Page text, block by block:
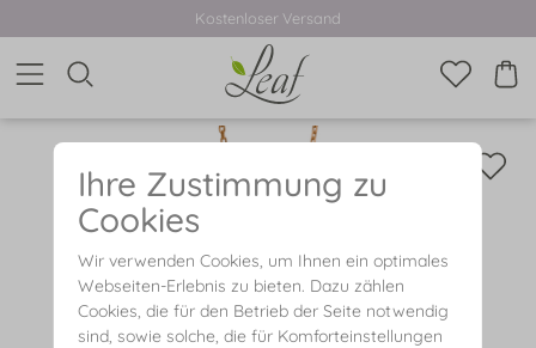
Kostenloser Versand
Ihre Zustimmung zu
Cookies
Wir verwenden Cookies, um Ihnen ein optimales
Webseiten-Erlebnis zu bieten. Dazu zählen
Cookies, die für den Betrieb der Seite notwendig
sind, sowie solche, die für Komforteinstellungen